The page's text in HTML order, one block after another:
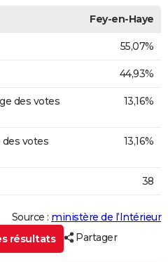
Fey-en-Haye
55,07%
44,93%
des votes
13,16%
votes
13,16%
38
Source : ministère de l’Intérieur
résultats
Partager